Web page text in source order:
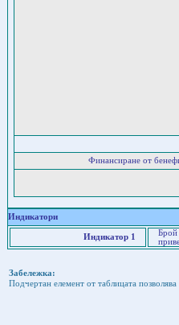
Финансиране от
Индикатори
Индикатор 1
Брой
Забележка:
Подчертан елемент от таблицата